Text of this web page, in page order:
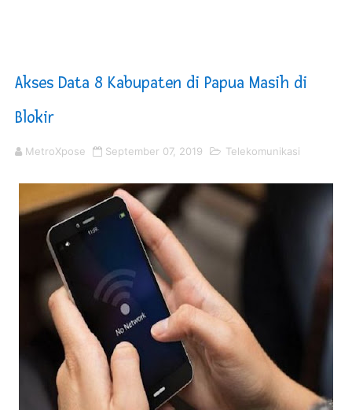
DPRD Madina Setujui Ranperda Pertanggungjawaban
Kurve Kecamatan Medan Tembung Antisipasi Banjir
Optimalkan Efisiensi Anggaran, Bupati Taput JTP
Akses Data 8 Kabupaten di Papua Masih di
Blokir
MetroXpose September 07, 2019 Telekomunikasi